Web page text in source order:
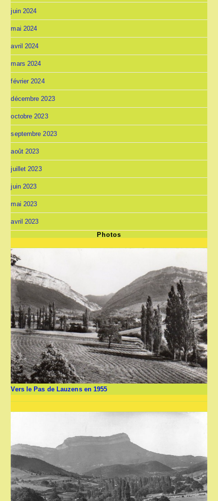
juin 2024
mai 2024
avril 2024
mars 2024
février 2024
décembre 2023
octobre 2023
septembre 2023
août 2023
juillet 2023
juin 2023
mai 2023
avril 2023
Photos
Vers le Pas de Lauzens en 1955